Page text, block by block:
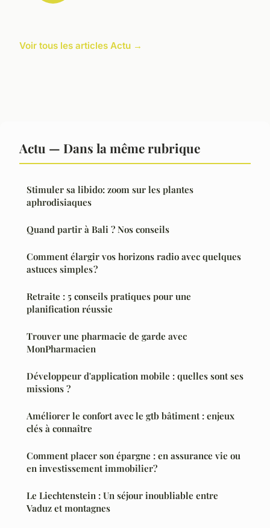
Voir tous les articles Actu →
Actu — Dans la même rubrique
Stimuler sa libido: zoom sur les plantes
aphrodisiaques
Quand partir à Bali ? Nos conseils
Comment élargir vos horizons radio avec quelques
astuces simples ?
Retraite : 5 conseils pratiques pour une
planification réussie
Trouver une pharmacie de garde avec
MonPharmacien
Développeur d'application mobile : quelles sont ses
missions ?
Améliorer le confort avec le gtb bâtiment : enjeux
clés à connaître
Comment placer son épargne : en assurance vie ou
en investissement immobilier?
Le Liechtenstein : Un séjour inoubliable entre
Vaduz et montagnes